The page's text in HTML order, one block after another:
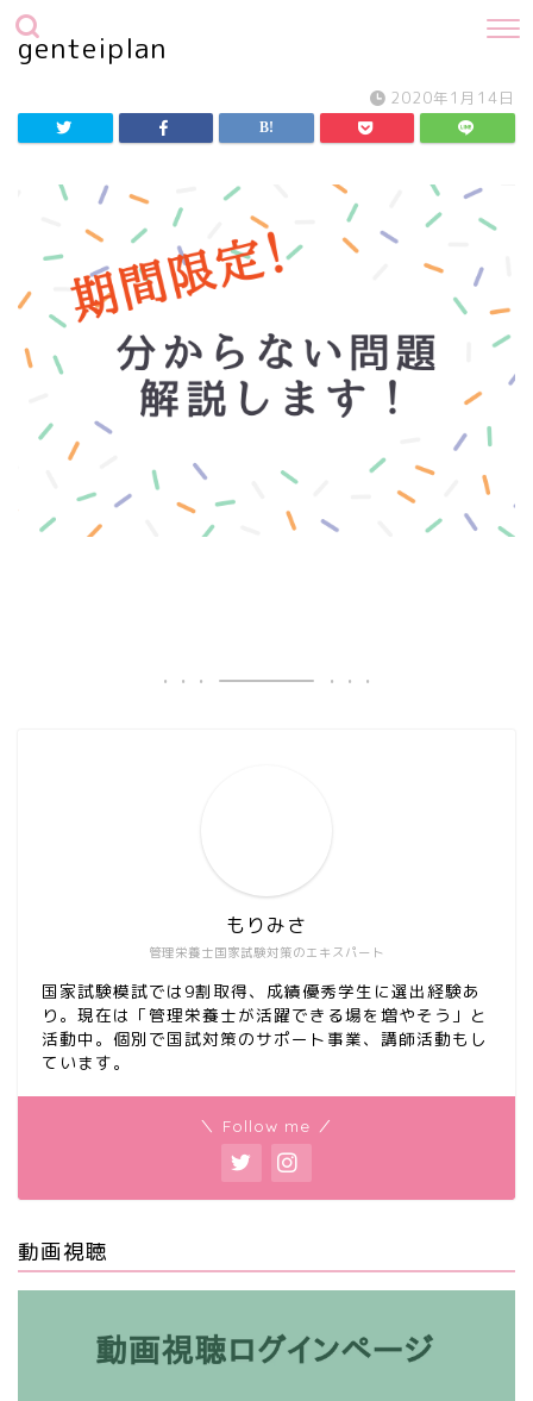
genteiplan
2020年1月14日
管理栄養士国家試験対策のエキスパート
もりみさ
国家試験模試では9割取得、成績優秀学生に選出経験あ
り。現在は「管理栄養士が活躍できる場を増やそう」と
活動中。個別で国試対策のサポート事業、講師活動もし
ています。
＼ Follow me ／
動画視聴